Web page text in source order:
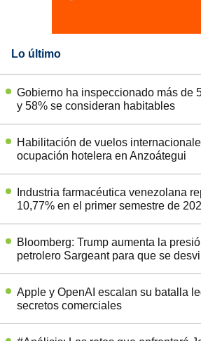
Lo último
Gobierno ha inspeccionado más de
y 58% se consideran habitables
Habilitación de vuelos
ocupación hotelera en Anzoátegui
Industria farmacéutica venezolana
10,77% en el primer semestre de
Bloomberg: Trump aumenta la
petrolero Sargeant para que se
Apple y OpenAI escalan su batalla
secretos comerciales